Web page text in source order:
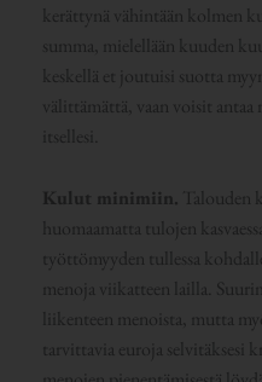
kerättynä vähintään kolmen
summa, mielellään kuuden
keskellä et joutuisi suotta
välittämättä, vaan voisit
itsellesi.
Kulut minimiin. Talouden
huomaamatta tulojen
työttömyyden tullessa
menoja viikatteen lailla.
liikenteen menoista, mutta
tarvittavia euroja selvitäksesi